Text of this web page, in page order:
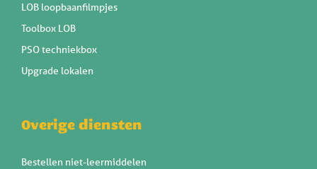
LOB loopbaanfilmpjes
Toolbox LOB
PSO techniekbox
Upgrade lokalen
Overige diensten
Bestellen niet-leermiddelen